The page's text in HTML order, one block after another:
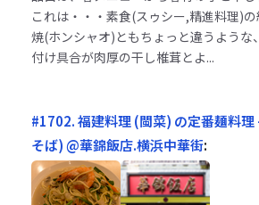
これは・・・素食(スゥシー,精進料理)
焼(ホンシャオ)ともちょっと違うような
付け具合が肉厚の干し椎茸とよ...
#1702. 福建料理 (閩菜) の定番麺料
そば) @華錦飯店.横浜中華街: